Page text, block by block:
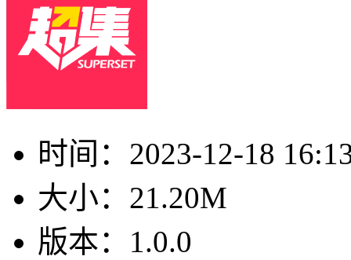
时间： 2023-12-18
大小： 21.20M
版本： 1.0.0